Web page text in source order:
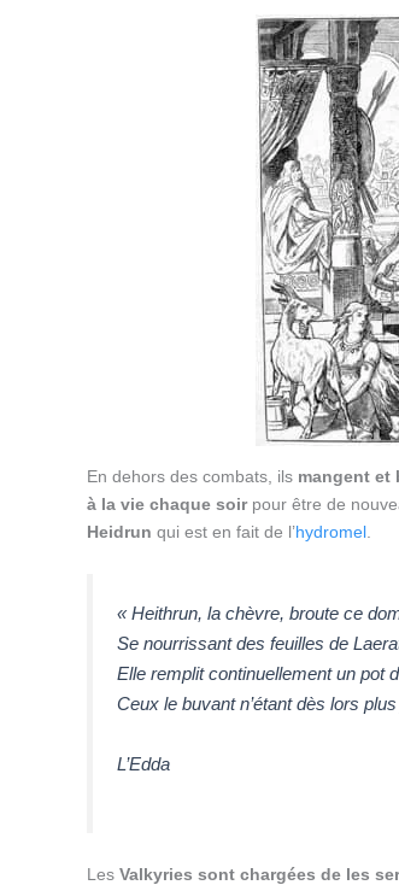
En dehors des combats, ils mangent et
à la vie chaque soirpour être de
Heidrun qui est en fait de l’hydromel.
« Heithrun, la chèvre, broute ce
Se nourrissant des feuilles de
Elle remplit continuellement un pot
Ceux le buvant n’étant dès lors
L’Edda
Les Valkyries sont chargées de les